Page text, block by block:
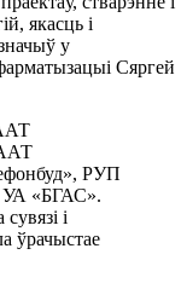
якасць і
у
Сяргей
РУП
УА «БГАС».
і
ўрачыстае